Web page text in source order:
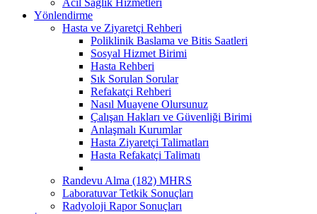
Yönlendirme
Hasta ve Ziyaretçi Rehberi
Poliklinik Baslama ve Bitis Saatleri
Sosyal Hizmet Birimi
Hasta Rehberi
Sık Sorulan Sorular
Refakatçi Rehberi
Nasıl Muayene Olursunuz
Çalışan Hakları ve Güvenliği Birimi
Anlaşmalı Kurumlar
Hasta Ziyaretçi Talimatları
Hasta Refakatçi Talimatı
Randevu Alma (182) MHRS
Laboratuvar Tetkik Sonuçları
Radyoloji Rapor Sonuçları